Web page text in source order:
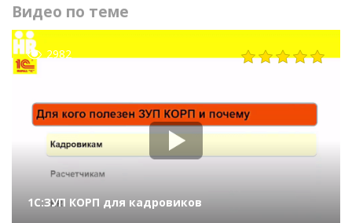
Видео по теме
2982
1С:ЗУП КОРП для кадровиков